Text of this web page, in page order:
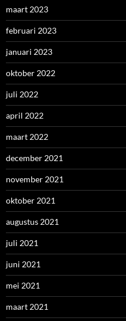
maart 2023
februari 2023
januari 2023
oktober 2022
juli 2022
april 2022
maart 2022
december 2021
november 2021
oktober 2021
augustus 2021
juli 2021
juni 2021
mei 2021
maart 2021